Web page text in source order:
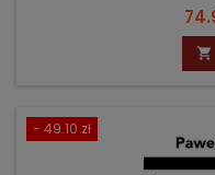

- 49.10 zł